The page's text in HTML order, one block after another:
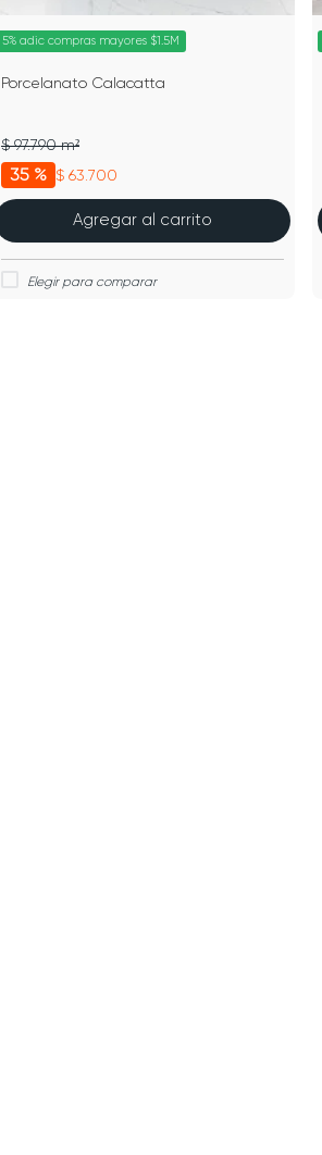
5% adic compras mayores $1.5M
Porcelanato Calacatta
35 % $ 63.700
$ 97.790 m²
Agregar al carrito